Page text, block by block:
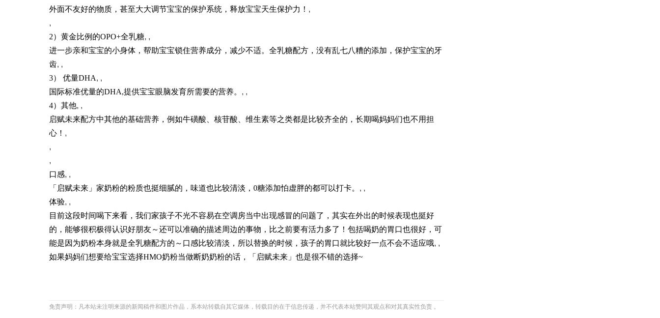
外面不友好的物质，甚至大大调节宝宝的保护系统，释放宝宝天生保护力！ ,
,
2）黄金比例的OPO+全乳糖, ,
进一步亲和宝宝的小身体，帮助宝宝锁住营养成分，减少不适。全乳糖配方，没有乱七八糟的添加，保护宝宝的牙
齿, ,
3） 优量DHA, ,
国际标准优量的DHA,提供宝宝眼脑发育所需要的营养。 , ,
4）其他, ,
启赋未来配方中其他的基础营养，例如牛磺酸、核苷酸、维生素等之类都是比较齐全的，长期喝妈妈们也不用担
心！ ,
,
,
口感, ,
「启赋未来」家奶粉的粉质也挺细腻的，味道也比较清淡，0糖添加怕虚胖的都可以打卡。 , ,
体验, ,
目前这段时间喝下来看，我们家孩子不光不容易在空调房当中出现感冒的问题了，其实在外出的时候表现也挺好
的，能够很积极得认识好朋友～还可以准确的描述周边的事物，比之前要有活力多了！包括喝奶的胃口也很好，可
能是因为奶粉本身就是全乳糖配方的～口感比较清淡，所以替换的时候，孩子的胃口就比较好一点不会不适应哦, ,
如果妈妈们想要给宝宝选择HMO奶粉当做断奶奶粉的话，「启赋未来」也是很不错的选择~
免责声明：凡本站未注明来源的新闻稿件和图片作品，系本站转载自其它媒体，转载目的在于信息传递，并不代表本站赞同其观点和对其真实性负责 。